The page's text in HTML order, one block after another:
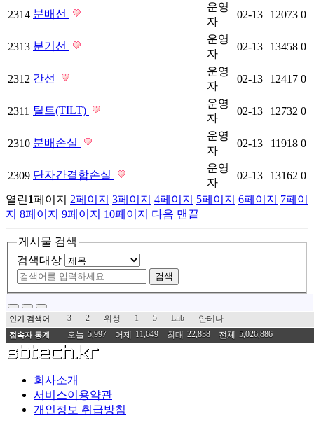
2314 분배선
운영
자
02-13 12073 0
2313 분기선
운영
자
02-13 13458 0
2312 간선
운영
자
02-13 12417 0
2311 틸트(TILT)
운영
자
02-13 12732 0
2310 분배손실
운영
자
02-13 11918 0
2309 단자간결합손실
운영
자
02-13 13162 0
열린1페이지 2페이지 3페이지 4페이지 5페이지 6페이지 7페이
지 8페이지 9페이지 10페이지 다음 맨끝
게시물 검색
검색대상
검색
인기 검색어 3 2 위성 1 5 Lnb 안테나
접속자 통계 오늘 5,997 어제 11,649 최대 22,838 전체 5,026,886
회사소개
서비스이용약관
개인정보 취급방침